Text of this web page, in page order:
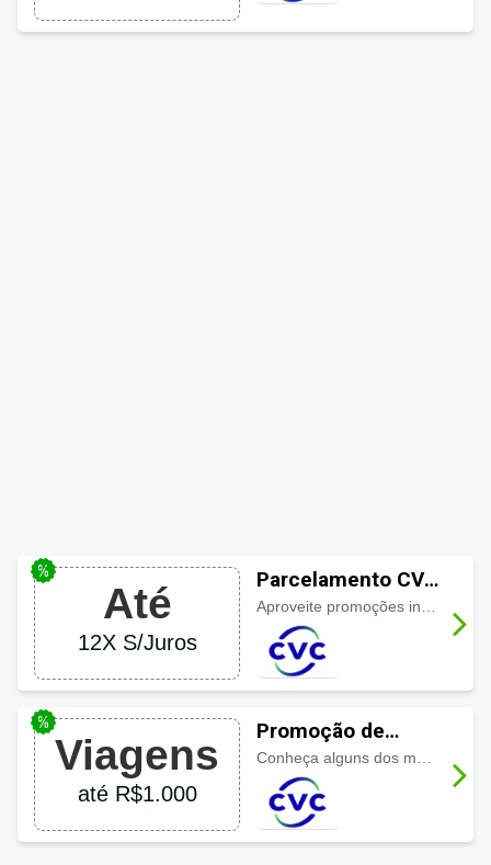
Até
12X S/Juros
Parcelamento CVC
em 12x sem juros
Viagens
até R$1.000
Promoção de
viagens CVC de
até R$1.000